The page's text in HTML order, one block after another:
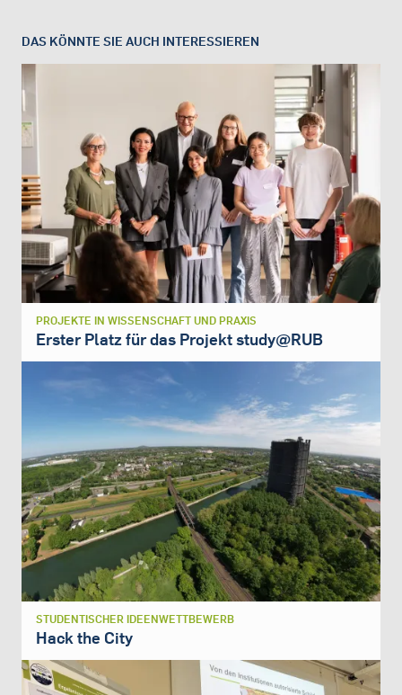
DAS KÖNNTE SIE AUCH INTERESSIEREN
PROJEKTE IN WISSENSCHAFT UND PRAXIS
Erster Platz für das Projekt study@RUB
STUDENTISCHER IDEENWETTBEWERB
Hack the City